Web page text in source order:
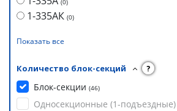
1-335АК (0)
Показать все
Количество блок-секций ?
Блок-секции (46)
Односекционные (1-подъездные)